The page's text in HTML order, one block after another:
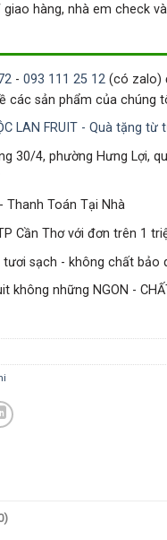
hàng, nhà em check và
-093 111 25 12 (có zalo)
các sản phẩm của chúng
LAN FRUIT - Quà tặng từ
30/4, phường Hưng Lợi,
Thanh Toán Tại Nhà
Cần Thơ với đơn trên 1
tươi sạch - không chất bảo
không những NGON -